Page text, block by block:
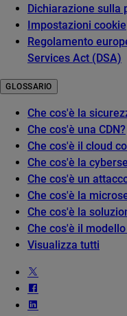
Dichiarazione sulla
Impostazioni cookie
Regolamento
Services Act (DSA)
GLOSSARIO
Che cos'è la
Che cos'è una CDN?
Che cos'è il cloud
Che cos'è la
Che cos'è un
Che cos'è la
Che cos'è la
Che cos'è il
Visualizza tutti